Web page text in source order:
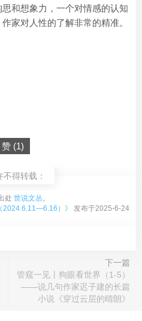
和想象力，一个对情感的认知
家对人性的了解非常的精准。
(1)
不得转载：
处 世说文丛。
2024.6.11—6.16）》 发布于2025-6-24
下一篇
管窥一见丨狗眼看世界（1-5）
——说几句作家迟子建的长篇
小说《穿过云层的晴朗》